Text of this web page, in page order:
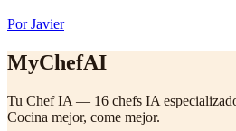
Por Javier
MyChefAI
Tu Chef IA — 16 chefs IA
Cocina mejor, come mejor.